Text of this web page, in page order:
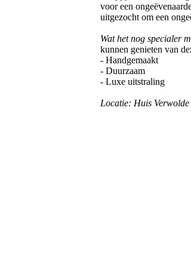
voor een
uitgezocht om een
Wat het nog specialer
kunnen genieten van
- Handgemaakt
- Duurzaam
- Luxe uitstraling
Locatie: Huis